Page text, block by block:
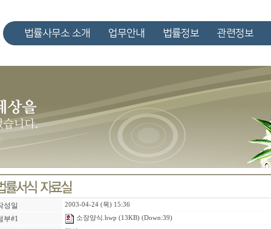
법률사무소 소개 업무안내 법률정보 관련정보
성일 2003-04-24 (목) 15:36
부#1 소장양식.hwp (13KB) (Down:39)